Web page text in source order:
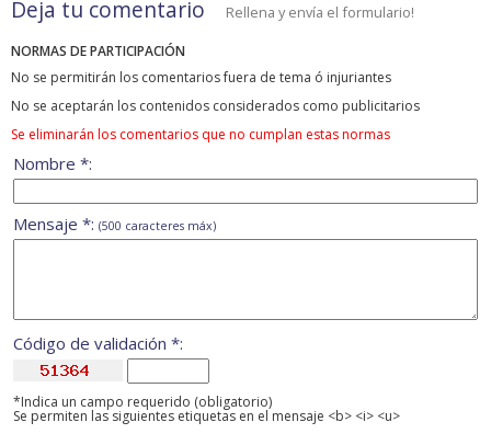
Deja tu comentario Rellena y envía el formulario!
NORMAS DE PARTICIPACIÓN
No se permitirán los comentarios fuera de tema ó injuriantes
No se aceptarán los contenidos considerados como publicitarios
Se eliminarán los comentarios que no cumplan estas normas
Nombre *:
Mensaje *: (500 caracteres máx)
Código de validación *:
*Indica un campo requerido (obligatorio)
Se permiten las siguientes etiquetas en el mensaje <b> <i> <u>